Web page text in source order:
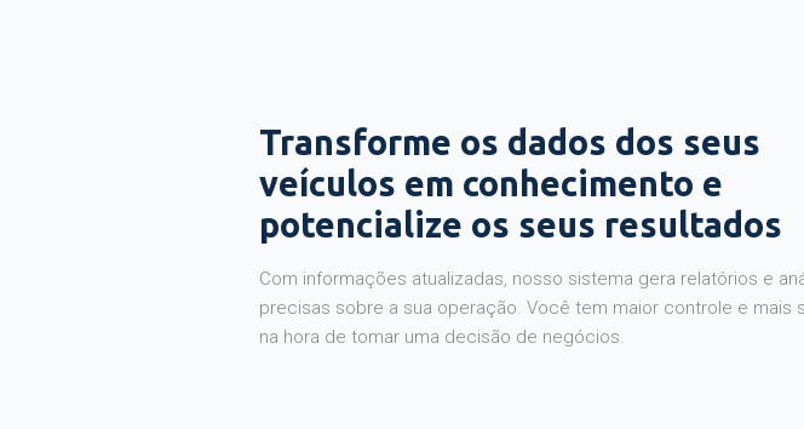
Transforme os dados dos seus
veículos em conhecimento e
potencialize os seus resultados
Com informações atualizadas, nosso sistema gera relatórios e
precisas sobre a sua operação. Você tem maior controle e mais
na hora de tomar uma decisão de negócios.